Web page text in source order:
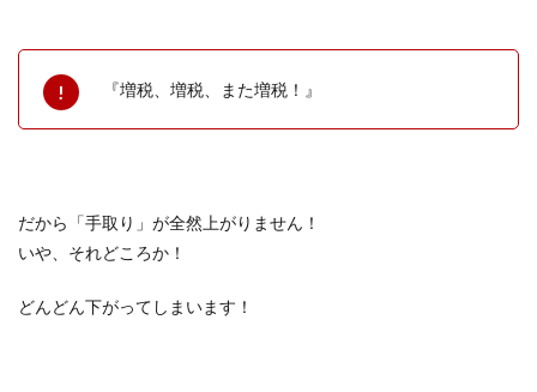
『増税、増税、また増税！』
だから「手取り」が全然上がりません！
いや、それどころか！
どんどん下がってしまいます！